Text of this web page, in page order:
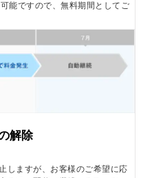
です。しかし、短期
どを気にする必要な
で物事を見る潜在力
、ベンチマークとの
をすることになり、
ディを逆にメリット
能ですので、無料期間としてご
解除
しますが、お客様のご希望に応